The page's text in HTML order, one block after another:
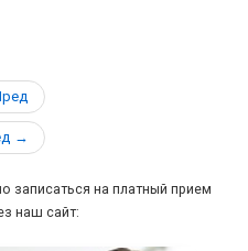
→
записаться на платный прием
наш сайт: